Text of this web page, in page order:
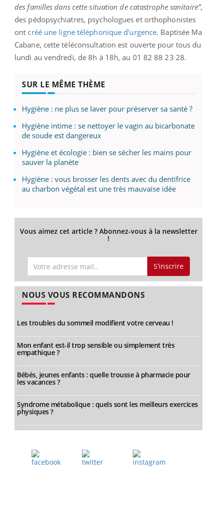
des familles dans cette situation de catastrophe sanitaire”,
des pédopsychiatres, psychologues et orthophonistes
ont créé une ligne téléphonique d'urgence. Baptisée Ma
Cabane, cette téléconsultation est ouverte pour tous du
lundi au vendredi, de 8h à 18h, au 01 82 88 23 28.
SUR LE MÊME THÈME
Hygiène : ne plus se laver pour préserver sa santé ?
Hygiène intime : se nettoyer le vagin au bicarbonate
de soude est dangereux
Hygiène et écologie : bien se sécher les mains pour
sauver la planète
Hygiène : vous brosser les dents avec du dentifrice
au charbon végétal est une très mauvaise idée
Vous aimez cet article ? Abonnez-vous à la newsletter
!
S'inscrire
NOUS VOUS RECOMMANDONS
Les troubles du sommeil modifient votre cerveau !
Mon enfant est-il trop sensible ou simplement très
empathique ?
Bébés, jeunes enfants : quelle trousse à pharmacie pour
les vacances ?
Syndrome métabolique : quels sont les meilleurs exercices
physiques ?